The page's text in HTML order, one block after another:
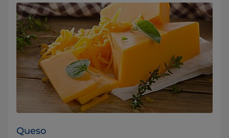
Queso